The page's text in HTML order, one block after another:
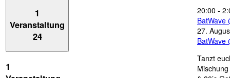
1
Veranstaltung
24
1
20:00 -
BatWave
27.
BatWave
Tanzt